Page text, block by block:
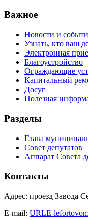
Важное
Новости и
Узнать, кто ваш
Электронная
Благоустройство
Ограждающие
Капитальный
Досуг
Полезная
Разделы
Глава
Совет депутатов
Аппарат Совета
Контакты
Адрес: проезд Завода
E-mail: URLE-